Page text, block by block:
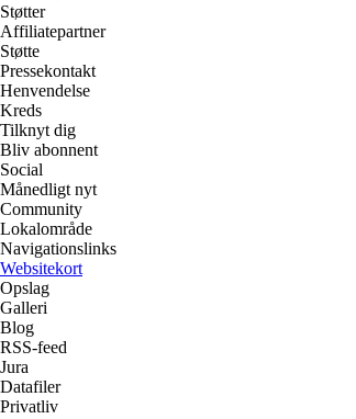
Støtter
Affiliatepartner
Støtte
Pressekontakt
Henvendelse
Kreds
Tilknyt dig
Bliv abonnent
Social
Månedligt nyt
Community
Lokalområde
Navigationslinks
Websitekort
Opslag
Galleri
Blog
RSS-feed
Jura
Datafiler
Privatliv